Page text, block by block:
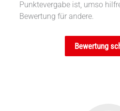
Punktevergabe ist, umso
Bewertung für andere.
Bewertung